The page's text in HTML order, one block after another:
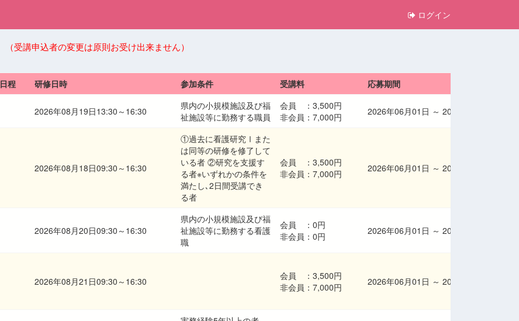
ログイン
（受講申込者の変更は原則お受け出来ません）
日程 研修日時 参加条件 受講料 応募期間
2026年08月19日13:30～16:30
県内の小規模施設及び福
祉施設等に勤務する職員
会員 ： 3,500円
非会員： 7,000円 2026年06月01日 ～ 2026年08月10日
2026年08月18日09:30～16:30
①過去に看護研究Ⅰまた
は同等の研修を修了して
いる者 ②研究を支援す
る者※いずれかの条件を
満たし､2日間受講でき
る者
会員 ： 3,500円
非会員： 7,000円 2026年06月01日 ～ 2026年08月11日
2026年08月20日09:30～16:30
県内の小規模施設及び福
祉施設等に勤務する看護
職
会員 ： 0円
非会員： 0円 2026年06月01日 ～ 2026年08月11日
2026年08月21日09:30～16:30 会員 ： 3,500円
非会員： 7,000円 2026年06月01日 ～ 2026年08月11日